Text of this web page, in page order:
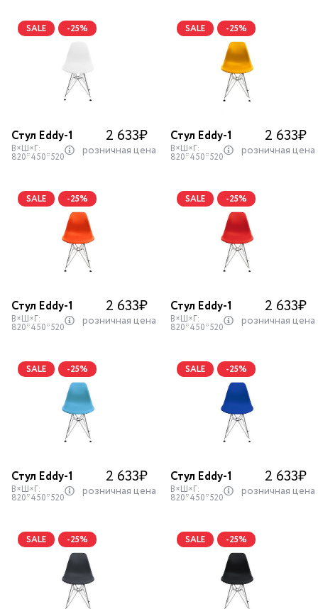
Стул Eddy-1 2 633₽
В×Ш×Г:
820*450*520 розничная цена
SALE -25%
Стул Eddy-1 2 633₽
В×Ш×Г:
820*450*520 розничная цена
SALE -25%
Стул Eddy-1 2 633₽
В×Ш×Г:
820*450*520 розничная цена
SALE -25%
Стул Eddy-1 2 633₽
В×Ш×Г:
820*450*520 розничная цена
SALE -25%
Стул Eddy-1 2 633₽
В×Ш×Г:
820*450*520 розничная цена
SALE -25%
Стул Eddy-1 2 633₽
В×Ш×Г:
820*450*520 розничная цена
SALE -25%
SALE -25% SALE -25%